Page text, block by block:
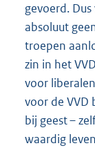
gevoerd.
absoluut
troepen
zin in het
voor
voor de VVD
bij geest –
waardig